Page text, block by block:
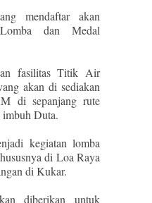
mendaftar akan
dan Medal
fasilitas Titik Air
akan di sediakan
di sepanjang rute
imbuh Duta.
kegiatan lomba
di Loa Raya
di Kukar.
diberikan untuk